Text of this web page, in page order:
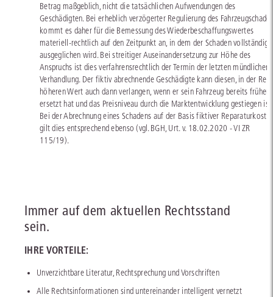
Betrag maßgeblich, nicht die tatsächlichen Aufwendungen des
Geschädigten. Bei erheblich verzögerter Regulierung des
kommt es daher für die Bemessung des Wiederbeschaffungswertes
materiell-rechtlich auf den Zeitpunkt an, in dem der Schaden vollständig
ausgeglichen wird. Bei streitiger Auseinandersetzung zur Höhe des
Anspruchs ist dies verfahrensrechtlich der Termin der letzten mündlichen
Verhandlung. Der fiktiv abrechnende Geschädigte kann diesen, in der
höheren Wert auch dann verlangen, wenn er sein Fahrzeug bereits früher
ersetzt hat und das Preisniveau durch die Marktentwicklung gestiegen ist.
Bei der Abrechnung eines Schadens auf der Basis fiktiver
gilt dies entsprechend ebenso (vgl. BGH, Urt. v. 18.02.2020 - VI ZR
115/19).
Immer auf dem aktuellen Rechtsstand
sein.
IHRE VORTEILE:
Unverzichtbare Literatur, Rechtsprechung und Vorschriften
Alle Rechtsinformationen sind untereinander intelligent vernetzt